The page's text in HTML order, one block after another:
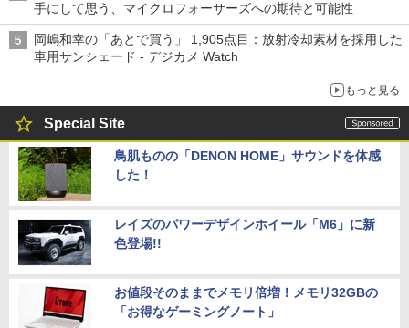
手にして思う、マイクロフォーサーズへの期待と可能性
岡嶋和幸の「あとで買う」 1,905点目：放射冷却素材を採用した
車用サンシェード - デジカメ Watch
もっと見る
Special Site
鳥肌ものの「DENON HOME」サウンドを体感
した！
レイズのパワーデザインホイール「M6」に新
色登場!!
お値段そのままでメモリ倍増！メモリ32GBの
「お得なゲーミングノート」